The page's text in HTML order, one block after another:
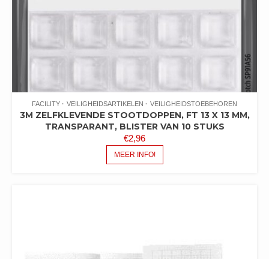
FACILITY VEILIGHEIDSARTIKELEN VEILIGHEIDSTOEBEHOREN
3M ZELFKLEVENDE STOOTDOPPEN, FT 13 X 13 MM,
TRANSPARANT, BLISTER VAN 10 STUKS
€2,96
MEER INFO!